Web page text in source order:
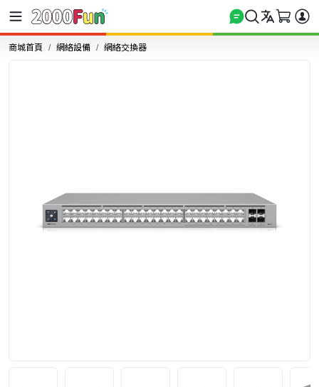
商城首頁 網絡設備 網絡交換器